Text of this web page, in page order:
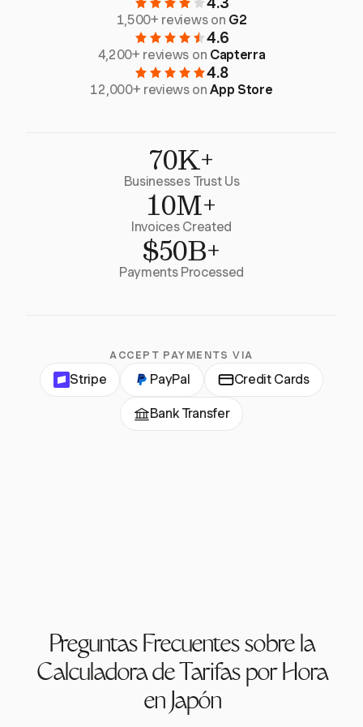
1,500+ reviews on G2
4.6
4,200+ reviews on Capterra
4.8
12,000+ reviews onApp Store
70K+
Businesses Trust Us
10M+
Invoices Created
$50B+
Payments Processed
ACCEPT PAYMENTS VIA
Stripe PayPal Credit Cards
Bank Transfer
Preguntas Frecuentes sobre la
Calculadora de Tarifas por Hora
en Japón